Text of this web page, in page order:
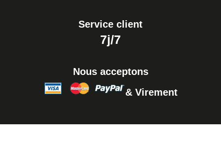
Service client
7j/7
Nous acceptons
& Virement